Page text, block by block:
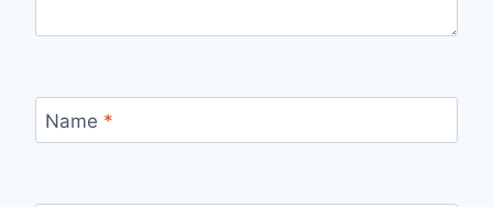
Name *